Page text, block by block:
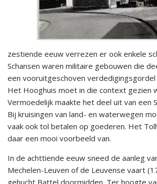
zestiende eeuw verrezen er ook enkele
Schansen waren militaire gebouwen die
een vooruitgeschoven
Het Hooghuis moet in die context gezien
Vermoedelijk maakte het deel uit van een
Bij kruisingen van land- en waterwegen
vaak ook tol betalen op goederen. Het
daar een mooi voorbeeld van.
In de achttiende eeuw sneed de aanleg
Mechelen-Leuven of de Leuvense vaart
gehucht Battel doormidden. Ter hoogte